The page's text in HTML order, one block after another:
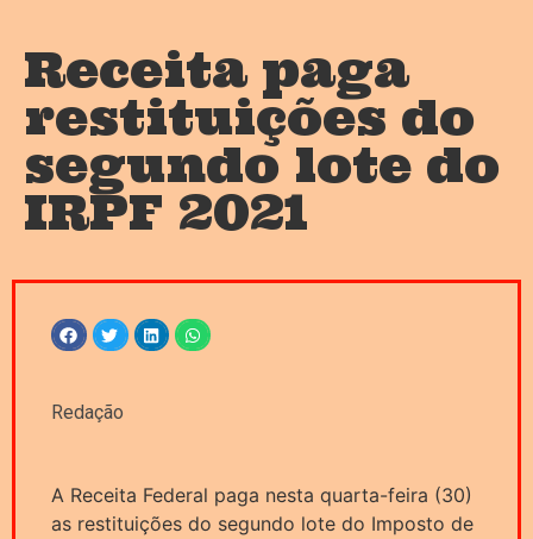
Receita paga
restituições do
segundo lote do
IRPF 2021
Redação
A Receita Federal paga nesta quarta-feira (30)
as restituições do segundo lote do Imposto de